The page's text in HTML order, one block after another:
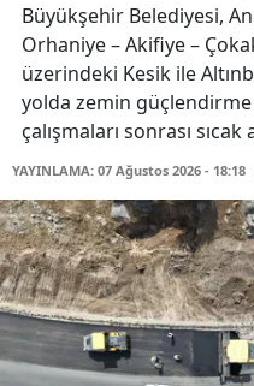
Büyükşehir Belediyesi,
Orhaniye – Akifiye –
üzerindeki Kesik ile
yolda zemin
çalışmaları sonrası
YAYINLAMA: 07 Ağustos 2026 - 18:18